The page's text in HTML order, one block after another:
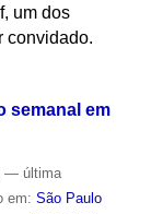
um dos
convidado.
semanal em
— última
em: São Paulo